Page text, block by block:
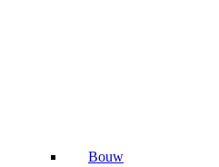
Bouw